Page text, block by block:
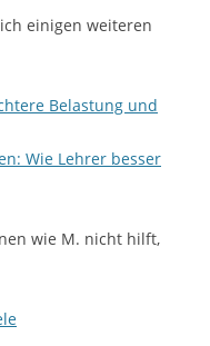
einigen weiteren
Belastung und
Wie Lehrer besser
wie M. nicht hilft,